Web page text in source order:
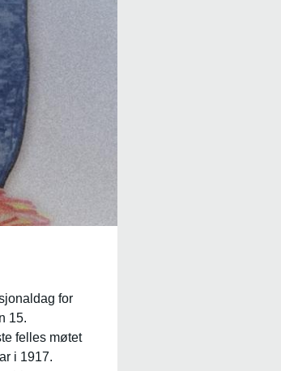
for
15.
felles møtet
i 1917.